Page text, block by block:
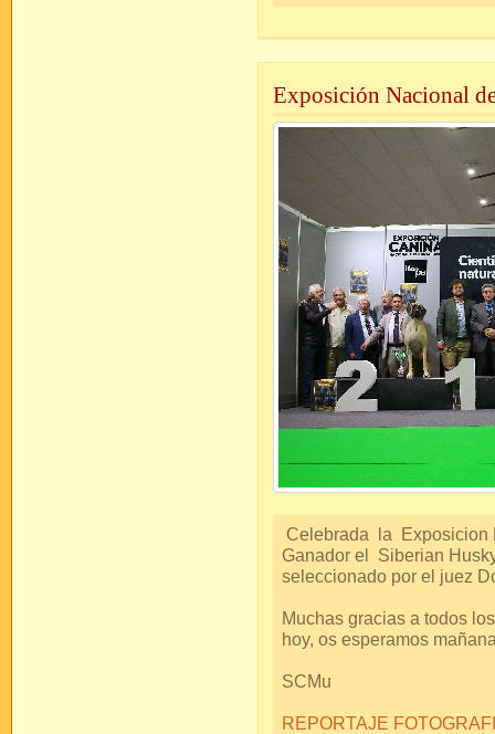
Exposición Nacional
Celebrada la Exposicion
Ganador el Siberian
seleccionado por el juez
Muchas gracias a todos
hoy, os esperamos
SCMu
REPORTAJE